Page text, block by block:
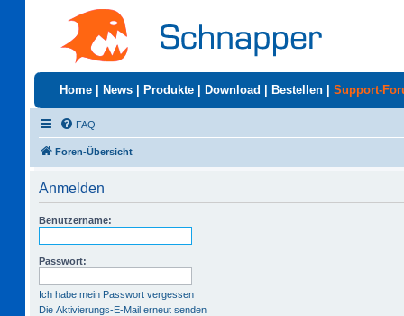
Home News Produkte Download Bestellen Support-
FAQ
Foren-Übersicht
Anmelden
Benutzername:
Passwort:
Ich habe mein Passwort vergessen
Die Aktivierungs-E-Mail erneut senden